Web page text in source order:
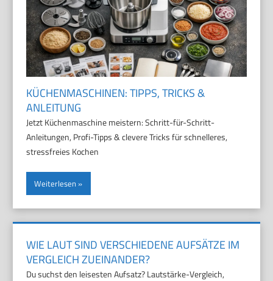
KÜCHENMASCHINEN: TIPPS, TRICKS &
ANLEITUNG
Jetzt Küchenmaschine meistern: Schritt-für-Schritt-
Anleitungen, Profi-Tipps & clevere Tricks für schnelleres,
stressfreies Kochen
Weiterlesen
WIE LAUT SIND VERSCHIEDENE AUFSÄTZE IM
VERGLEICH ZUEINANDER?
Du suchst den leisesten Aufsatz? Lautstärke-Vergleich,